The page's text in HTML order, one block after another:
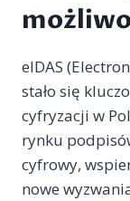
eIDAS
stało się
cyfryzacji w
rynku
cyfrowy,
nowe